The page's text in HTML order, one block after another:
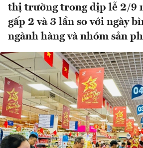
thị trường trong dịp lễ 2/9
gấp 2 và 3 lần so với ngày
ngành hàng và nhóm sản